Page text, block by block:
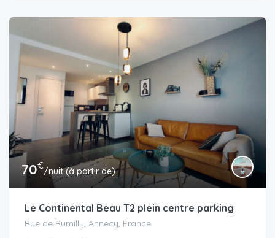
70€/nuit (à partir de)
Le Continental Beau T2 plein centre parking
Rue de Rumilly, Annecy, France